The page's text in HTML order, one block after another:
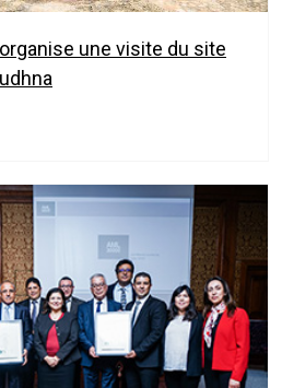
organise une visite du site